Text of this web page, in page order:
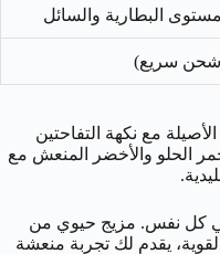
البطارية والسائل
مع نكهة التفاحتين
الحلو والأخضر المنعش مع
كل نفس. مزيج حيوي من
يقدم لك تجربة منعشة